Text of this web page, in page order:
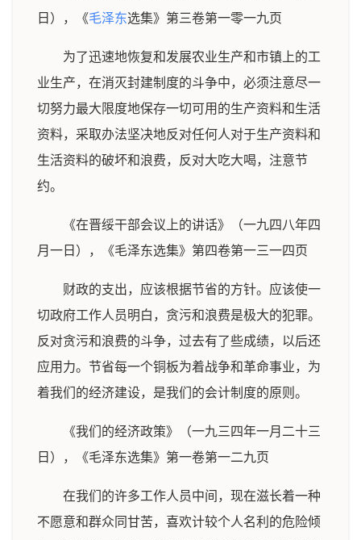
日），《毛泽东选集》第三卷第一零一九页
为了迅速地恢复和发展农业生产和市镇上的工
业生产，在消灭封建制度的斗争中，必须注意尽一
切努力最大限度地保存一切可用的生产资料和生活
资料，采取办法坚决地反对任何人对于生产资料和
生活资料的破坏和浪费，反对大吃大喝，注意节
约。
《在晋绥干部会议上的讲话》（一九四八年四
月一日），《毛泽东选集》第四卷第一三一四页
财政的支出，应该根据节省的方针。应该使一
切政府工作人员明白，贪污和浪费是极大的犯罪。
反对贪污和浪费的斗争，过去有了些成绩，以后还
应用力。节省每一个铜板为着战争和革命事业，为
着我们的经济建设，是我们的会计制度的原则。
《我们的经济政策》（一九三四年一月二十三
日），《毛泽东选集》第一卷第一二九页
在我们的许多工作人员中间，现在滋长着一种
不愿意和群众同甘苦，喜欢计较个人名利的危险倾